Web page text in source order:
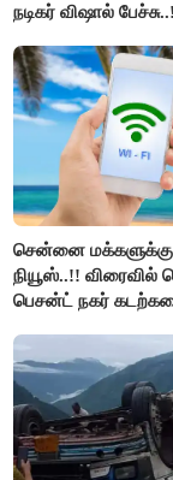
நடிகர் விஷால்
சென்னை மக்களுக்கு
நியூஸ்..!! விரைவில்
பெசன்ட் நகர்